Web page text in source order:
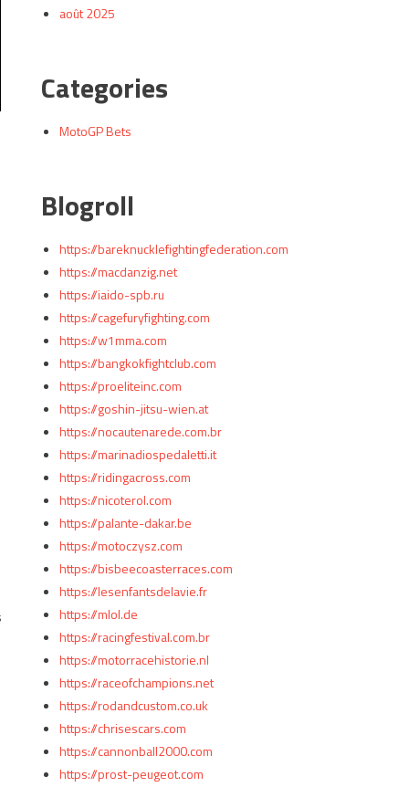
août 2025
Categories
MotoGP Bets
Blogroll
https://bareknucklefightingfederation.com
https://macdanzig.net
https://iaido-spb.ru
https://cagefuryfighting.com
https://w1mma.com
https://bangkokfightclub.com
https://proeliteinc.com
https://goshin-jitsu-wien.at
https://nocautenarede.com.br
https://marinadiospedaletti.it
https://ridingacross.com
https://nicoterol.com
https://palante-dakar.be
https://motoczysz.com
https://bisbeecoasterraces.com
https://lesenfantsdelavie.fr
https://mlol.de
https://racingfestival.com.br
https://motorracehistorie.nl
https://raceofchampions.net
https://rodandcustom.co.uk
https://chrisescars.com
https://cannonball2000.com
https://prost-peugeot.com